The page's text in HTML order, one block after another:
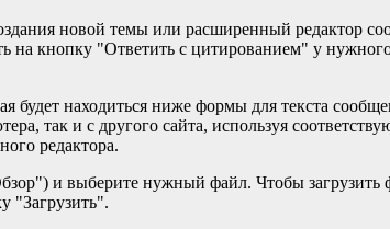
новой темы или расширенный редактор
на кнопку "Ответить с цитированием" у
находиться ниже формы для текста
так и с другого сайта, используя
редактора.
и выберите нужный файл. Чтобы загрузить
"Загрузить".